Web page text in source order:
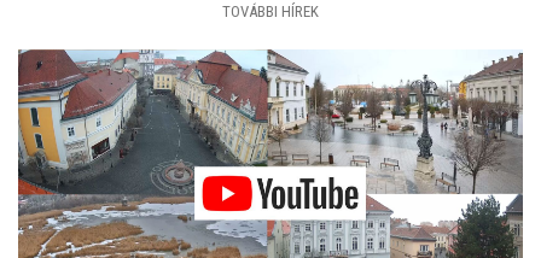
TOVÁBBI HÍREK